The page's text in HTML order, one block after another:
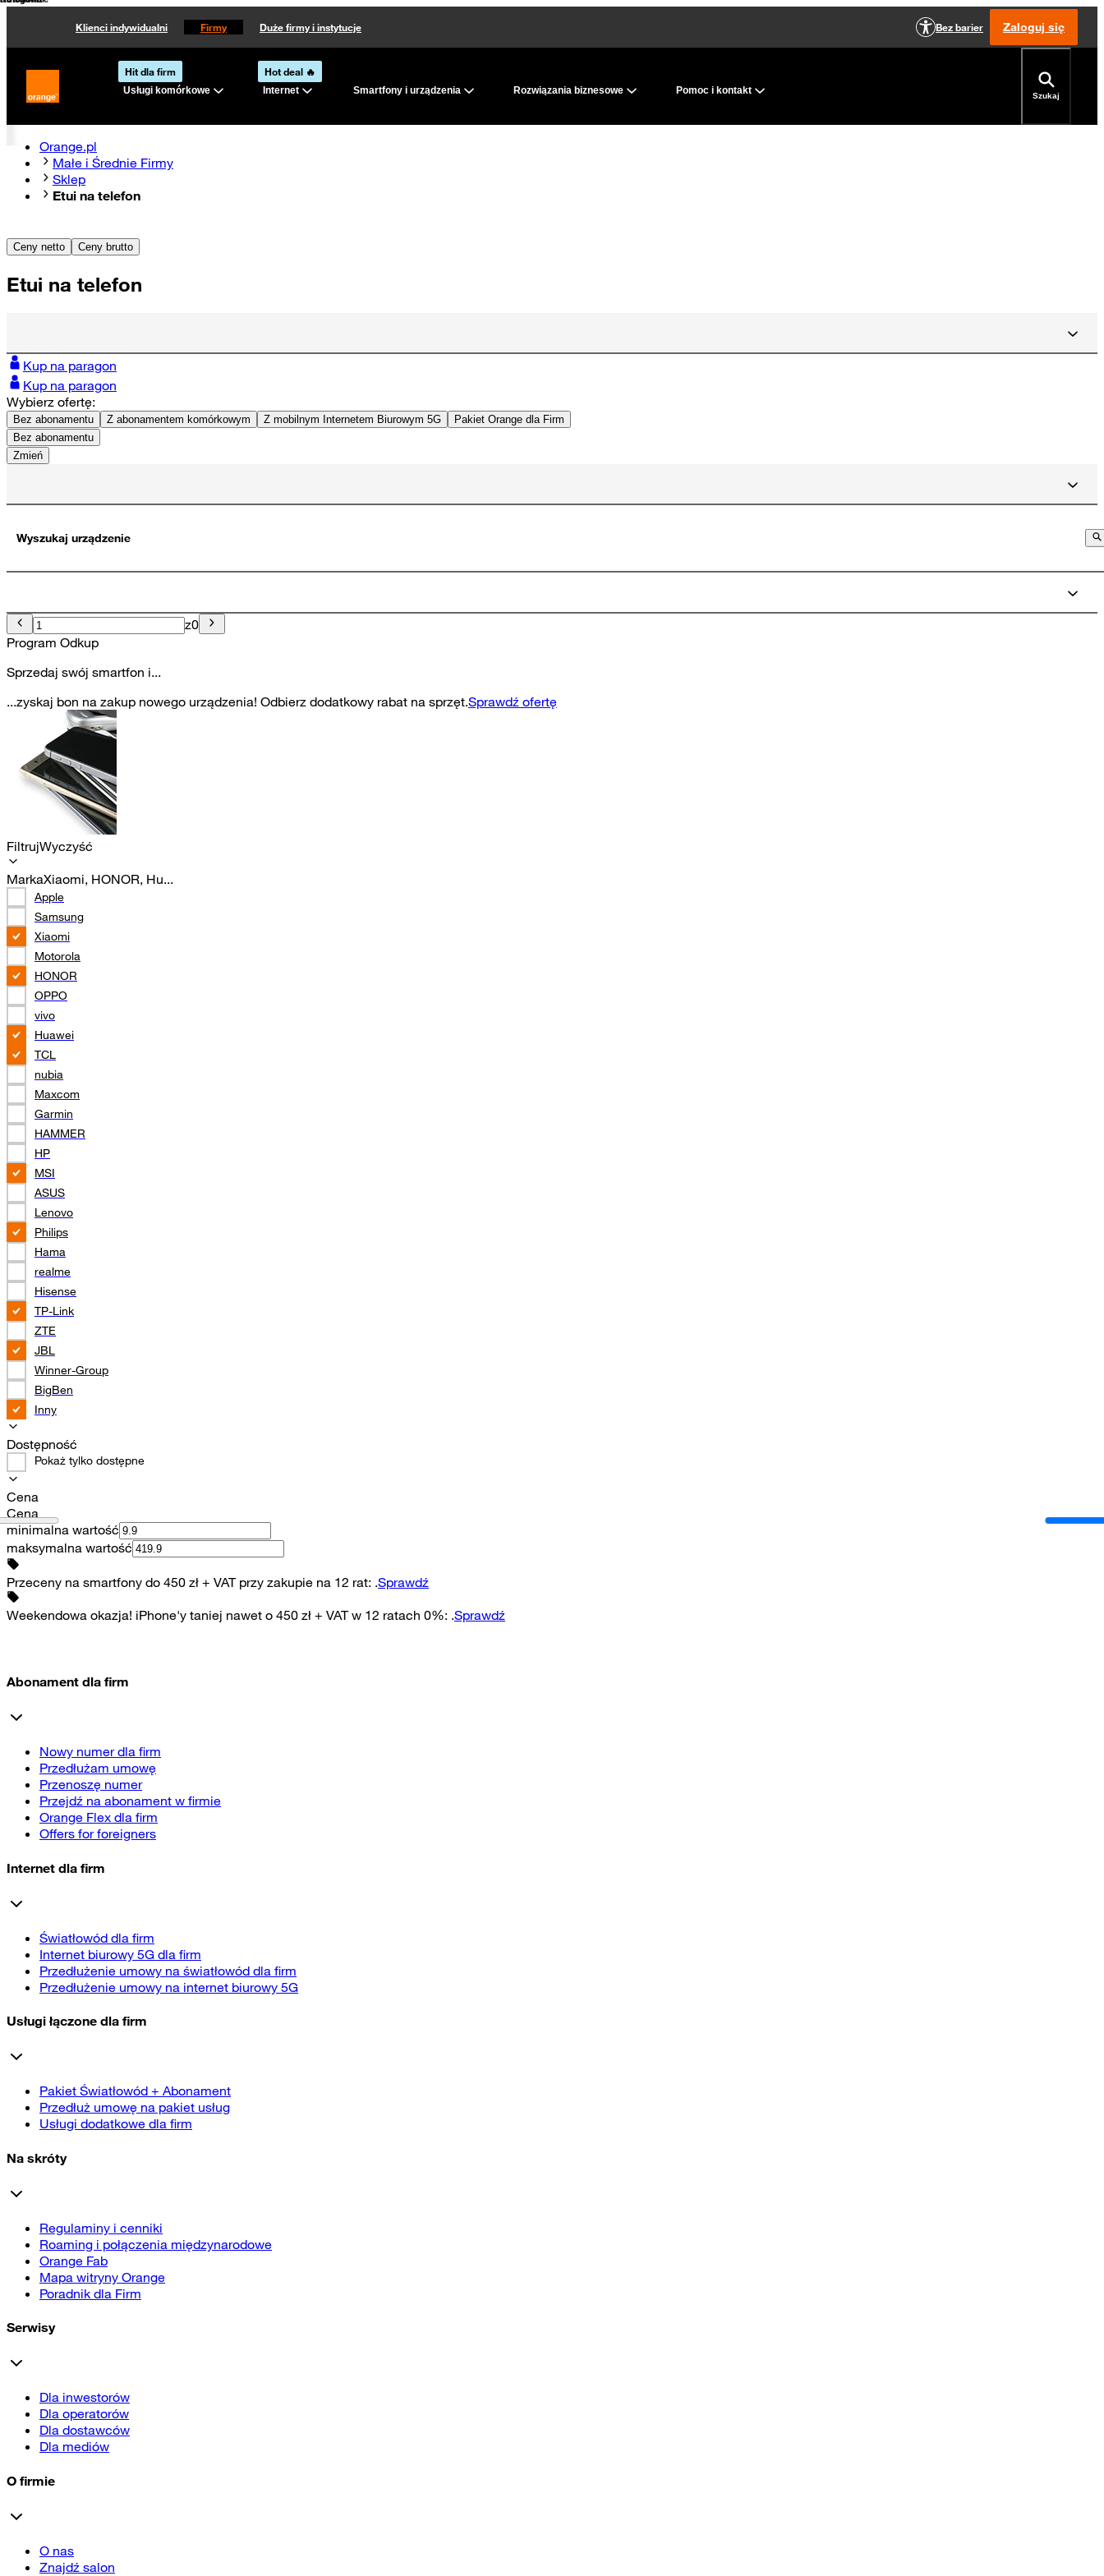
Klienci indywidualni Firmy Duże firmy i instytucje Bez barier Zaloguj się
Strona główna Orange.pl
Hit dla firm
Usługi komórkowe
Hot deal 🔥
Internet Smartfony i urządzenia Rozwiązania biznesowe Pomoc i kontakt Szukaj
Orange.pl
Małe i Średnie Firmy
Sklep
Etui na telefon
Ceny netto Ceny brutto
Etui na telefon
Kategoria
Kup na paragon
Kup na paragon
Wybierz ofertę:
Bez abonamentu Z abonamentem komórkowym Z mobilnym Internetem Biurowym 5G
Pakiet Orange dla Firm
Bez abonamentu
Zmień
Kategoria
Wyszukaj urządzenie
Sortowanie
z0
Program Odkup
Sprzedaj swój smartfon i...
...zyskaj bon na zakup nowego urządzenia! Odbierz dodatkowy rabat na sprzęt.Sprawdź ofertę
FiltrujWyczyść
MarkaXiaomi, HONOR, Hu...
Apple
Samsung
Xiaomi
Motorola
HONOR
OPPO
vivo
Huawei
TCL
nubia
Maxcom
Garmin
HAMMER
HP
MSI
ASUS
Lenovo
Philips
Hama
realme
Hisense
TP-Link
ZTE
JBL
Winner-Group
BigBen
Inny
Dostępność
Pokaż tylko dostępne
Cena
Cena
minimalna wartość
maksymalna wartość
Przeceny na smartfony do 450 zł + VAT przy zakupie na 12 rat: .Sprawdź
Weekendowa okazja! iPhone'y taniej nawet o 450 zł + VAT w 12 ratach 0%: .Sprawdź
Abonament dla firm
Nowy numer dla firm
Przedłużam umowę
Przenoszę numer
Przejdź na abonament w firmie
Orange Flex dla firm
Offers for foreigners
Internet dla firm
Światłowód dla firm
Internet biurowy 5G dla firm
Przedłużenie umowy na światłowód dla firm
Przedłużenie umowy na internet biurowy 5G
Usługi łączone dla firm
Pakiet Światłowód + Abonament
Przedłuż umowę na pakiet usług
Usługi dodatkowe dla firm
Na skróty
Regulaminy i cenniki
Roaming i połączenia międzynarodowe
Orange Fab
Mapa witryny Orange
Poradnik dla Firm
Serwisy
Dla inwestorów
Dla operatorów
Dla dostawców
Dla mediów
O firmie
O nas
Znajdź salon